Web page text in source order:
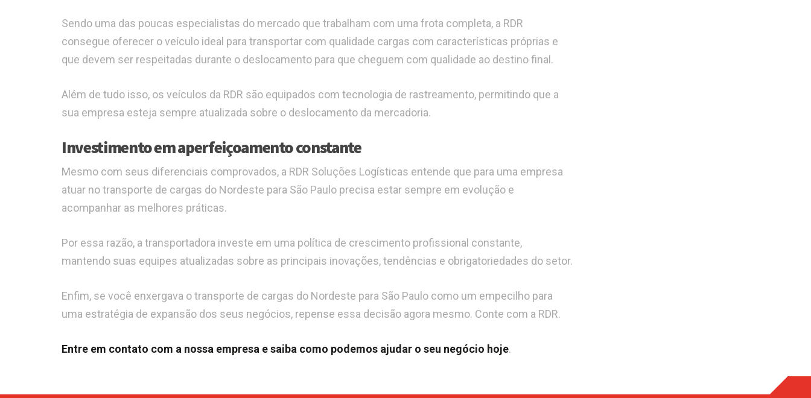
Sendo uma das poucas especialistas do mercado que trabalham com uma frota completa, a RDR
consegue oferecer o veículo ideal para transportar com qualidade cargas com características próprias e
que devem ser respeitadas durante o deslocamento para que cheguem com qualidade ao destino final.
Além de tudo isso, os veículos da RDR são equipados com tecnologia de rastreamento, permitindo que a
sua empresa esteja sempre atualizada sobre o deslocamento da mercadoria.
Investimento em aperfeiçoamento constante
Mesmo com seus diferenciais comprovados, a RDR Soluções Logísticas entende que para uma empresa
atuar no transporte de cargas do Nordeste para São Paulo precisa estar sempre em evolução e
acompanhar as melhores práticas.
Por essa razão, a transportadora investe em uma política de crescimento profissional constante,
mantendo suas equipes atualizadas sobre as principais inovações, tendências e obrigatoriedades do setor.
Enfim, se você enxergava o transporte de cargas do Nordeste para São Paulo como um empecilho para
uma estratégia de expansão dos seus negócios, repense essa decisão agora mesmo. Conte com a RDR.
Entre em contato com a nossa empresa e saiba como podemos ajudar o seu negócio hoje.